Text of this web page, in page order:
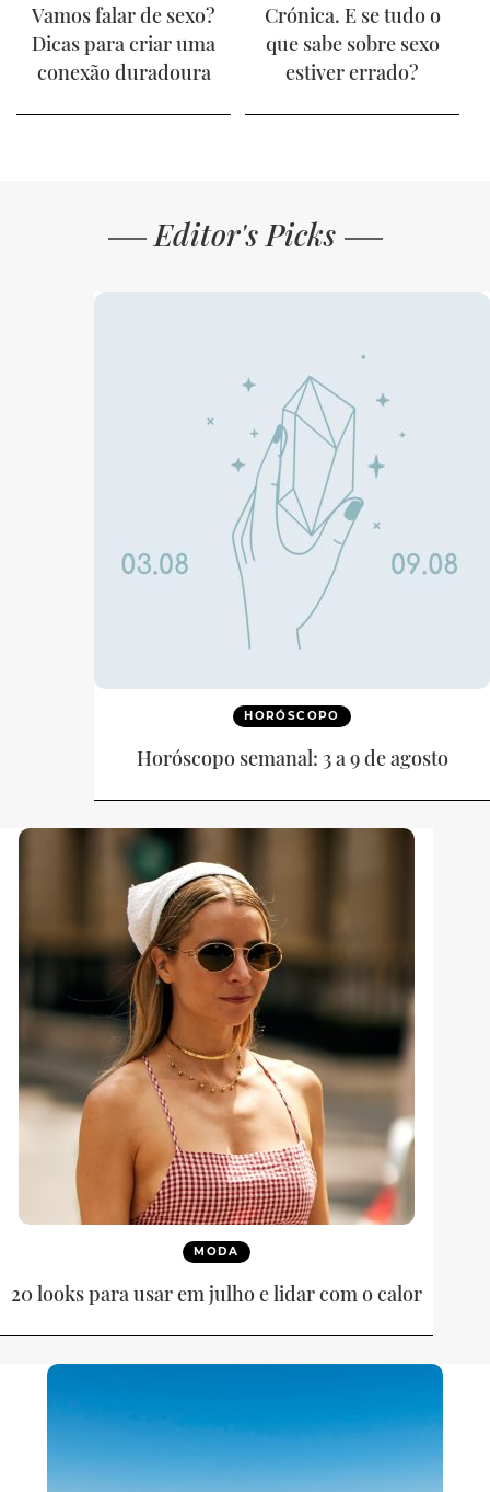
Vamos falar de sexo?
Dicas para criar uma
conexão duradoura
Crónica. E se tudo o
que sabe sobre sexo
estiver errado?
Editor's Picks
HORÓSCOPO
Horóscopo semanal: 3 a 9 de agosto
MODA
20 looks para usar em julho e lidar com o calor